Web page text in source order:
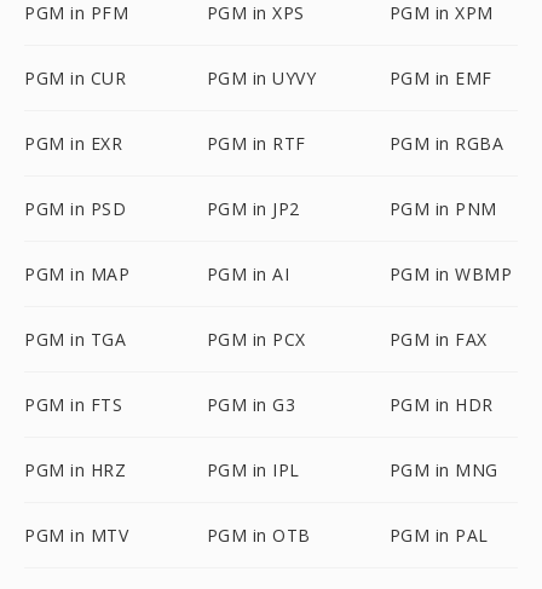
PGM in PFM PGM in XPS PGM in XPM
PGM in CUR PGM in UYVY PGM in EMF
PGM in EXR PGM in RTF PGM in RGBA
PGM in PSD PGM in JP2 PGM in PNM
PGM in MAP PGM in AI PGM in WBMP
PGM in TGA PGM in PCX PGM in FAX
PGM in FTS PGM in G3 PGM in HDR
PGM in HRZ PGM in IPL PGM in MNG
PGM in MTV PGM in OTB PGM in PAL